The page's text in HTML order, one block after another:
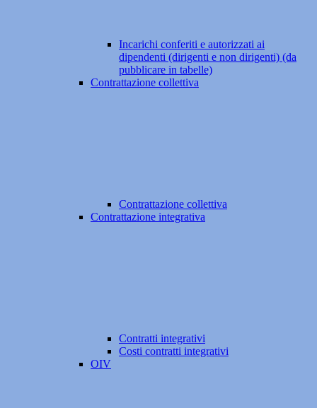
Incarichi conferiti e autorizzati ai
dipendenti (dirigenti e non dirigenti) (da
pubblicare in tabelle)
Contrattazione collettiva
Contrattazione collettiva
Contrattazione integrativa
Contratti integrativi
Costi contratti integrativi
OIV